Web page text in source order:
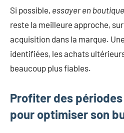
Si possible, essayer en
reste la meilleure approche,
acquisition dans la marque.
identifiées, les achats
beaucoup plus fiables.
Profiter des
pour optimiser son